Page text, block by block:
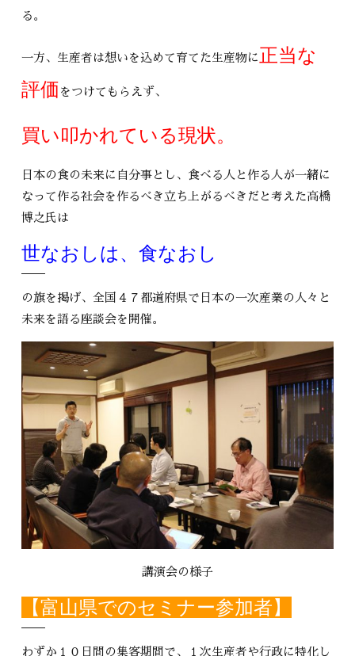
る。
一方、生産者は想いを込めて育てた生産物に 正当な
評価 をつけてもらえず、
買い叩かれている現状。
日本の食の未来に自分事とし、食べる人と作る人が一緒に
なって作る社会を作るべき立ち上がるべきだと考えた高橋
博之氏は
世なおしは、食なおし
の旗を掲げ、全国４７都道府県で日本の一次産業の人々と
未来を語る座談会を開催。
講演会の様子
【富山県でのセミナー参加者】
わずか１０日間の集客期間で、１次生産者や行政に特化し